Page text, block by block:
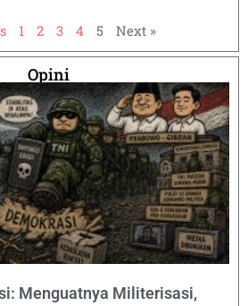
1 2 3 4 5 Next »
Opini
Menguatnya Militerisasi,